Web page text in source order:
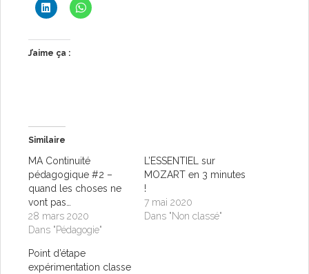
J’aime ça :
Similaire
MA Continuité
pédagogique #2 –
quand les choses ne
vont pas…
28 mars 2020
Dans "Pédagogie"
L’ESSENTIEL sur
MOZART en 3 minutes
!
7 mai 2020
Dans "Non classé"
Point d’étape
expérimentation classe